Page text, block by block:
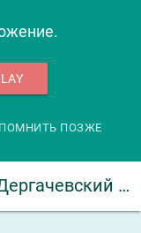
ПОЗЖЕ
Дом, 6-кімн., Дергачи, Дергачевский район